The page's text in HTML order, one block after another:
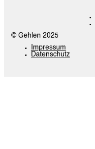
© Gehlen 2025
Impressum
Datenschutz